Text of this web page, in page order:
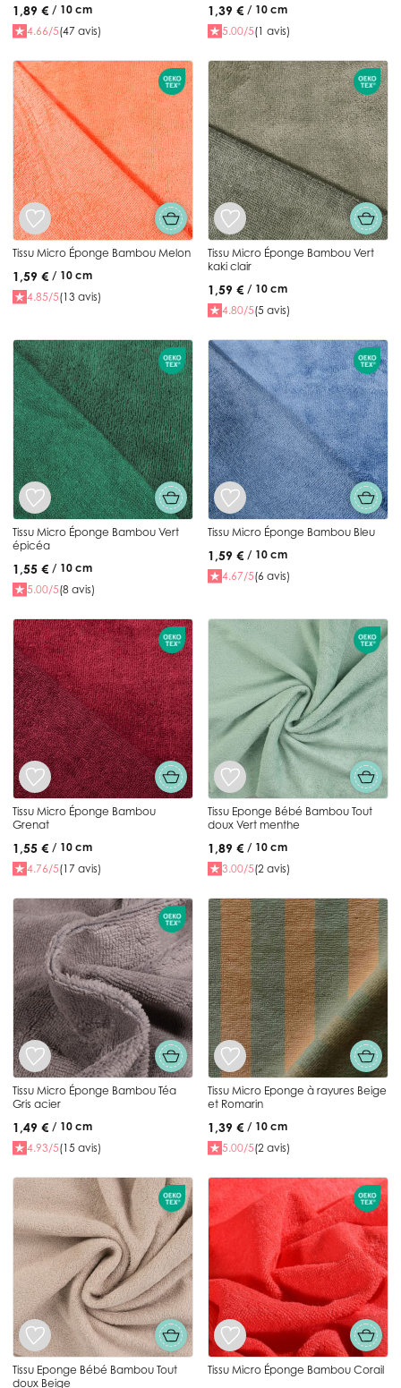
1,89 € / 10 cm
4.66/5(47 avis)
1,39 € / 10 cm
5.00/5(1 avis)
Tissu Micro Éponge Bambou Melon
1,59 € / 10 cm
4.85/5(13 avis)
Tissu Micro Éponge Bambou Vert
kaki clair
1,59 € / 10 cm
4.80/5(5 avis)
Tissu Micro Éponge Bambou Vert
épicéa
1,55 € / 10 cm
5.00/5(8 avis)
Tissu Micro Éponge Bambou Bleu
1,59 € / 10 cm
4.67/5(6 avis)
Tissu Micro Éponge Bambou
Grenat
1,55 € / 10 cm
4.76/5(17 avis)
Tissu Eponge Bébé Bambou Tout
doux Vert menthe
1,89 € / 10 cm
3.00/5(2 avis)
Tissu Micro Éponge Bambou Téa
Gris acier
1,49 € / 10 cm
4.93/5(15 avis)
Tissu Micro Eponge à rayures Beige
et Romarin
1,39 € / 10 cm
5.00/5(2 avis)
Tissu Eponge Bébé Bambou Tout
doux Beige
Tissu Micro Éponge Bambou Corail